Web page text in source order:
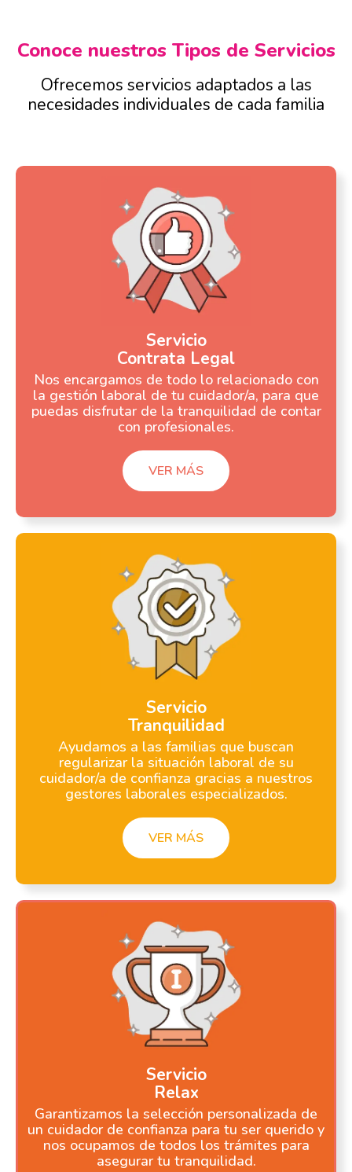
Conoce nuestros Tipos de Servicios
Ofrecemos servicios adaptados a las
necesidades individuales de cada familia
Servicio
Contrata Legal
Nos encargamos de todo lo relacionado con
la gestión laboral de tu cuidador/a, para que
puedas disfrutar de la tranquilidad de contar
con profesionales.
VER MÁS
Servicio
Tranquilidad
Ayudamos a las familias que buscan
regularizar la situación laboral de su
cuidador/a de confianza gracias a nuestros
gestores laborales especializados.
VER MÁS
Servicio
Relax
Garantizamos la selección personalizada de
un cuidador de confianza para tu ser querido y
nos ocupamos de todos los trámites para
asegurar tu tranquilidad.